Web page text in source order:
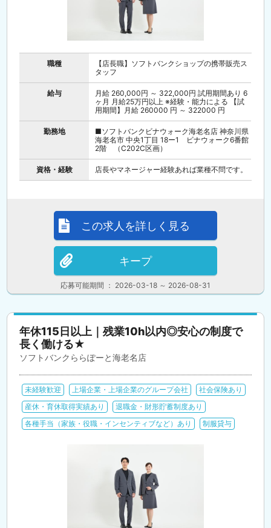
職種
【店長職】ソフトバンクショップの携帯販売ス
タッフ
給与
月給 260,000円 ～ 322,000円 試用期間あり 6
ヶ月 月給25万円以上 ※経験・能力による 【試
用期間】月給 260000 円 ～ 322000 円
勤務地
■ソフトバンクビナウォーク海老名店 神奈川県
海老名市 中央1丁目 18ー1 ビナウォーク6番館
2階 （C202C区画）
資格・経験 店長やマネージャー経験あれば業種不問です。
応募可能期間 ： 2026-03-18 ～ 2026-08-31
この求人を詳しく見る
キープ
年休115日以上｜残業10h以内◎安心の制度で
長く働ける★
ソフトバンクららぽーと海老名店
未経験歓迎 上場企業・上場企業のグループ会社
社会保険あり
産休・育休取得実績あり
退職金・財形貯蓄制度あり
各種手当（家族・役職・インセンティブなど）あり
制服貸与